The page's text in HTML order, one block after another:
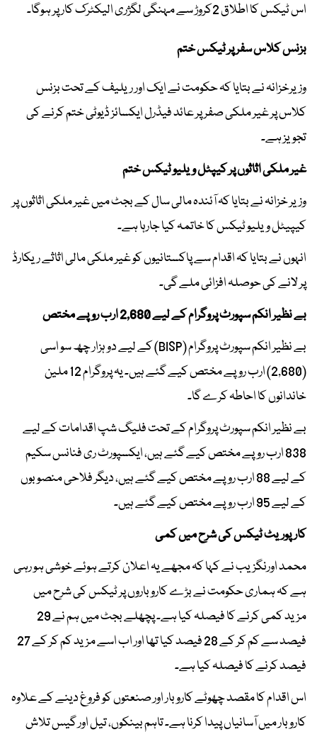
اس ٹیکس کا اطلاق 2کروڑ سے مہنگی لگژری الیکٹرک کار پر ہوگا۔
بزنس کلاس سفر پر ٹیکس ختم
وزیرخزانہ نے بتایا کہ حکومت نے ایک اور ریلیف کے تحت بزنس
کلاس پر غیر ملکی صفر پر عائد فیڈرل ایکسائز ڈیوٹی ختم کرنے کی
تجویز ہے۔
غیر ملکی اثاثوں پر کیپٹل ویلیو ٹیکس ختم
وزیر خزانہ نے بتایا کہ آئندہ مالی سال کے بجٹ میں غیر ملکی اثاثوں پر
کیپیٹل ویلیو ٹیکس کا خاتمہ کیا جارہا ہے۔
انہوں نے بتایا کہ اقدام سے پاکستانیوں کو غیر ملکی مالی اثاثے ریکارڈ
پر لانے کی حوصلہ افزائی ملے گی۔
بے نظیر انکم سپورٹ پروگرام کے لیے 2,680 ارب روپے مختص
بے نظیر انکم سپورٹ پروگرام (BISP) کے لیے دو ہزار چھ سو اسی
(2,680) ارب روپے مختص کیے گئے ہیں۔ یہ پروگرام 12 ملین
خاندانوں کا احاطہ کرے گا۔
بے نظیر انکم سپورٹ پروگرام کے تحت فلیگ شپ اقدامات کے لیے
838 ارب روپے مختص کیے گئے ہیں، ایکسپورٹ ری فنانس سکیم
کے لیے 88 ارب روپے مختص کیے گئے ہیں، دیگر فلاحی منصوبوں
کے لیے 95 ارب روپے مختص کیے گئے ہیں۔
کارپوریٹ ٹیکس کی شرح میں کمی
محمد اورنگزیب نے کہا کہ مجھے یہ اعلان کرتے ہوئے خوشی ہو رہی
ہے کہ ہماری حکومت نے بڑے کاروباروں پر ٹیکس کی شرح میں
مزید کمی کرنے کا فیصلہ کیا ہے۔ پچھلے بجٹ میں ہم نے 29
فیصد سے کم کر کے 28 فیصد کیا تھا اور اب اسے مزید کم کر کے 27
فیصد کرنے کا فیصلہ کیا ہے۔
اس اقدام کا مقصد چھوٹے کاروبار اور صنعتوں کو فروغ دینے کے علاوہ
کاروبار میں آسانیاں پیدا کرنا ہے۔ تاہم بینکوں، تیل اور گیس تلاش